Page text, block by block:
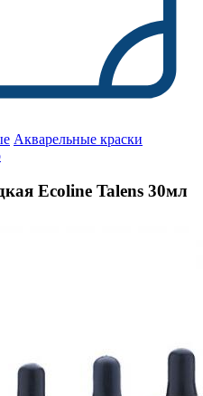
Акварельные краски
Ecoline Talens 30мл